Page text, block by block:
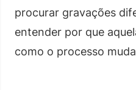
procurar gravações
entender por que
como o processo